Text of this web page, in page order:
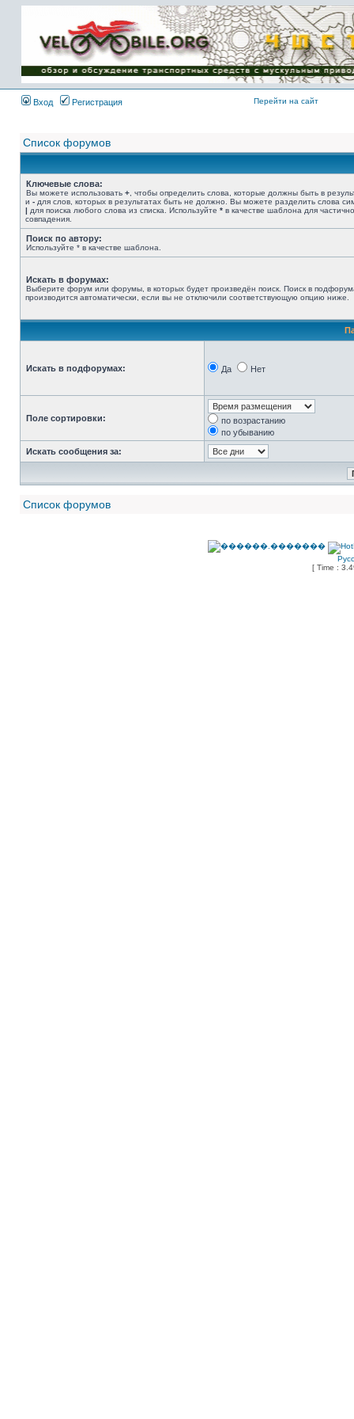
Имя пользователя:
Пароль:
{ LOG_ME_IN_SHORT
}
Вход
Регистрация Перейти на сайт
Список форумов
Ключевые слова:
Вы можете использовать + , чтобы определить слова, которые должны быть в
и - для слов, которых в результатах быть не должно. Вы можете разделить слова
| для поиска любого слова из списка. Используйте * в качестве шаблона для
совпадения.
Поиск по автору:
Используйте * в качестве шаблона.
Искать в форумах:
Выберите форум или форумы, в которых будет произведён поиск. Поиск в
производится автоматически, если вы не отключили соответствующую опцию ниже.
Искать в подфорумах: Да Нет
Поле сортировки:
по возрастанию
по убыванию
Искать сообщения за:
Список форумов
[ Time :